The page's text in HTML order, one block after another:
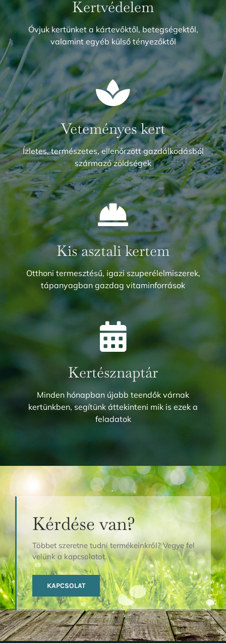
Kertvédelem
Óvjuk kertünket a kártevőktől, betegségektől,
valamint egyéb külső tényezőktől
Veteményes kert
Ízletes, természetes, ellenőrzött gazdálkodásból
származó zöldségek
Kis asztali kertem
Otthoni termesztésű, igazi szuperélelmiszerek,
tápanyagban gazdag vitaminforrások
Kertésznaptár
Minden hónapban újabb teendők várnak
kertünkben, segítünk áttekinteni mik is ezek a
feladatok
Kérdése van?
Többet szeretne tudni termékeinkről? Vegye fel
velünk a kapcsolatot.
KAPCSOLAT